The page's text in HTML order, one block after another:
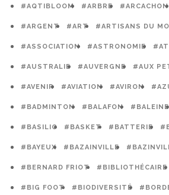
#AQTIBLOOM #ARBRE #ARCACHON
#ARGENT #ART #ARTISANS DU
#ASSOCIATION #ASTRONOMIE
#AUSTRALIE #AUVERGNE #AUX
#AVENIR #AVIATION #AVIRON
#BADMINTON #BALAFON #BALEINE
#BASILIC #BASKET #BATTERIE
#BAYEUX #BAZAINVILLE
#BERNARD FRIOT #BIBLIOTHÉCAIRE
#BIG FOOT #BIODIVERSITÉ